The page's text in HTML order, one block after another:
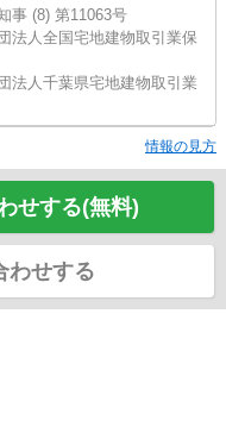
事 (8) 第11063号
法人全国宅地建物取引業保
法人千葉県宅地建物取引業
情報の見方
せする(無料)
わせする